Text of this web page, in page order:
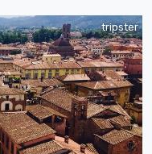
tripster